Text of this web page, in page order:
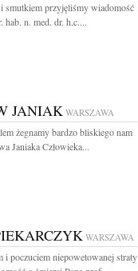
smutkiem przyjęliśmy wiadomość
hab. n. med. dr. h.c....
JANIAK WARSZAWA
żegnamy bardzo bliskiego nam
Janiaka Człowieka...
WARSZAWA
i poczuciem niepowetowanej straty